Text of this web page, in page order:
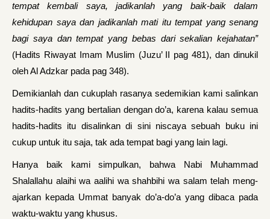
tempat kembali saya, jadikanlah yang baik-baik dalam
kehidupan saya dan jadikanlah mati itu tempat yang senang
bagi saya dan tempat yang bebas dari sekalian kejahatan”
(Hadits Riwayat Imam Muslim (Juzu’ II pag 481), dan dinukil
oleh Al Adzkar pada pag 348).
Demikianlah dan cukuplah rasanya sedemikian kami salinkan
hadits-hadits yang bertalian dengan do’a, karena kalau semua
hadits-hadits itu disalinkan di sini niscaya sebuah buku ini
cukup untuk itu saja, tak ada tempat bagi yang lain lagi.
Hanya baik kami simpulkan, bahwa Nabi Muhammad
Shalallahu alaihi wa aalihi wa shahbihi wa salam telah meng­
ajarkan kepada Ummat banyak do’a-do’a yang dibaca pada
waktu-waktu yang khusus.